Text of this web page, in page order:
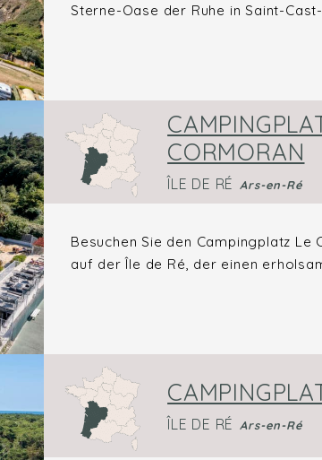
Sterne-Oase der Ruhe in Saint-
CORMORAN
ÎLE DE RÉ Ars-en-Ré
Besuchen Sie den Campingplatz
auf der Île de Ré, der einen
ÎLE DE RÉ Ars-en-Ré